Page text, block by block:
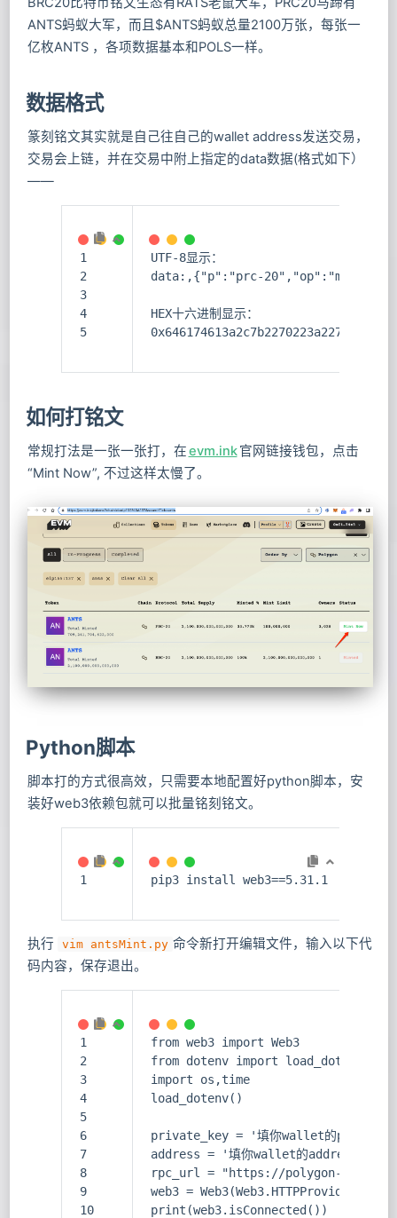
ANTS蚂蚁大军，而且$ANTS蚂蚁总量2100万张，每张一
亿枚ANTS ，各项数据基本和POLS一样。
数据格式
篆刻铭文其实就是自己往自己的wallet address发送交易，
交易会上链，并在交易中附上指定的data数据(格式如下）
——
1
2
3
4
5
UTF-8显示：
data:,{"p":"prc-
HEX十六进制显示：
如何打铭文
常规打法是一张一张打，在evm.ink官网链接钱包，点击
“Mint Now”, 不过这样太慢了。
Python脚本
脚本打的方式很高效，只需要本地配置好python脚本，安
装好web3依赖包就可以批量铭刻铭文。
1 pip3 install web3==5.31.1
执行 vim antsMint.py 命令新打开编辑文件，输入以下代
码内容，保存退出。
1
2
3
4
5
6
7
8
9
10
from web3 import Web3
from dotenv import load_dotenv
import os,time
load_dotenv()
private_key = '填你wallet的private
address = '填你wallet的address'
rpc_url = "https://polygon-
web3 =
print(web3.isConnected())